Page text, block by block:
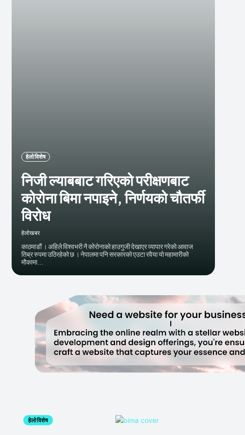
हेलाे विशेष
निजी ल्याबबाट गरिएको परीक्षणबाट
कोरोना बिमा नपाइने, निर्णयको चौतर्फी
विरोध
हेलाेखबर
काठमाडौं । अहिले विश्वभरी नै कोरोनाको हाउगुजी देखाएर व्यापार गरेको आवाज
तिब्र रुपमा उठिरहेको छ । नेपालमा पनि सरकारको एउटा रवैया यो महामारीको
मौकामा...
हेलाे विशेष